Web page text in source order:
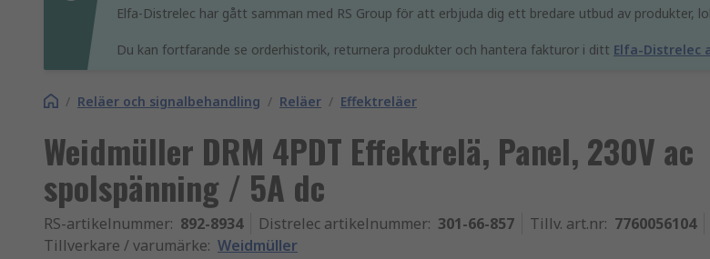
Elfa-Distrelec har gått samman med RS Group för att erbjuda dig ett bredare utbud av produkter,
Du kan fortfarande se orderhistorik, returnera produkter och hantera fakturor i ditt Elfa-Distrelec
/ Reläer och signalbehandling / Reläer / Effektreläer
Weidmüller DRM 4PDT Effektrelä, Panel, 230V ac
spolspänning / 5A dc
RS-artikelnummer: 892-8934 Distrelec artikelnummer: 301-66-857 Tillv. art.nr: 7760056104
Tillverkare / varumärke: Weidmüller